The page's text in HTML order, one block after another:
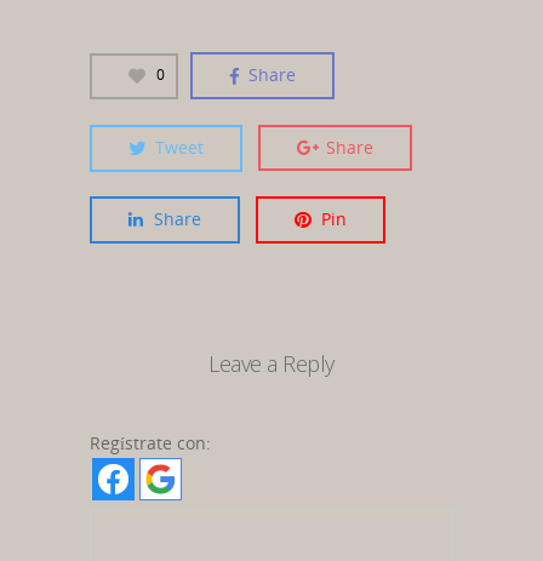
0 Share
Tweet Share
Share Pin
Leave a Reply
Regístrate con: